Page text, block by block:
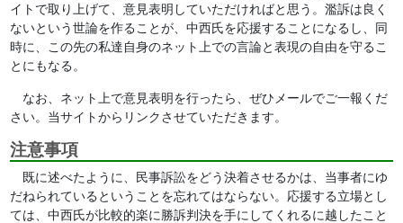
イトで取り上げて、意見表明していただければと思う。濫訴は良く
ないという世論を作ることが、中西氏を応援することになるし、同
時に、この先の私達自身のネット上での言論と表現の自由を守るこ
とにもなる。
なお、ネット上で意見表明を行ったら、ぜひメールでご一報くだ
さい。当サイトからリンクさせていただきます。
注意事項
既に述べたように、民事訴訟をどう決着させるかは、当事者にゆ
だねられているということを忘れてはならない。応援する立場とし
ては、中西氏が比較的楽に勝訴判決を手にしてくれるに越したこと